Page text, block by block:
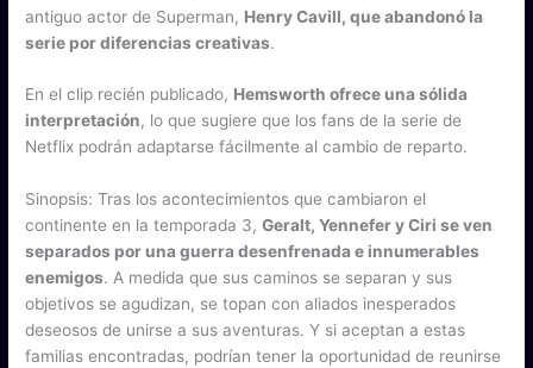
antiguo actor de Superman, Henry Cavill, que abandonó la
serie por diferencias creativas.
En el clip recién publicado, Hemsworth ofrece una sólida
interpretación, lo que sugiere que los fans de la serie de
Netflix podrán adaptarse fácilmente al cambio de reparto.
Sinopsis: Tras los acontecimientos que cambiaron el
continente en la temporada 3,Geralt, Yennefer y Ciri se ven
separados por una guerra desenfrenada e innumerables
enemigos. A medida que sus caminos se separan y sus
objetivos se agudizan, se topan con aliados inesperados
deseosos de unirse a sus aventuras. Y si aceptan a estas
familias encontradas, podrían tener la oportunidad de reunirse